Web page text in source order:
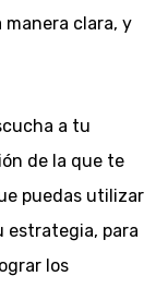
manera clara, y
a tu
de la que te
puedas utilizar
estrategia, para
los